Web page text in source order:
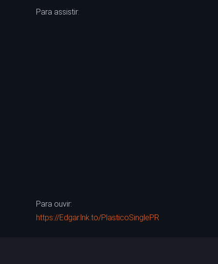
Para assistir:
Para ouvir:
https://Edgar.lnk.to/PlasticoSinglePR